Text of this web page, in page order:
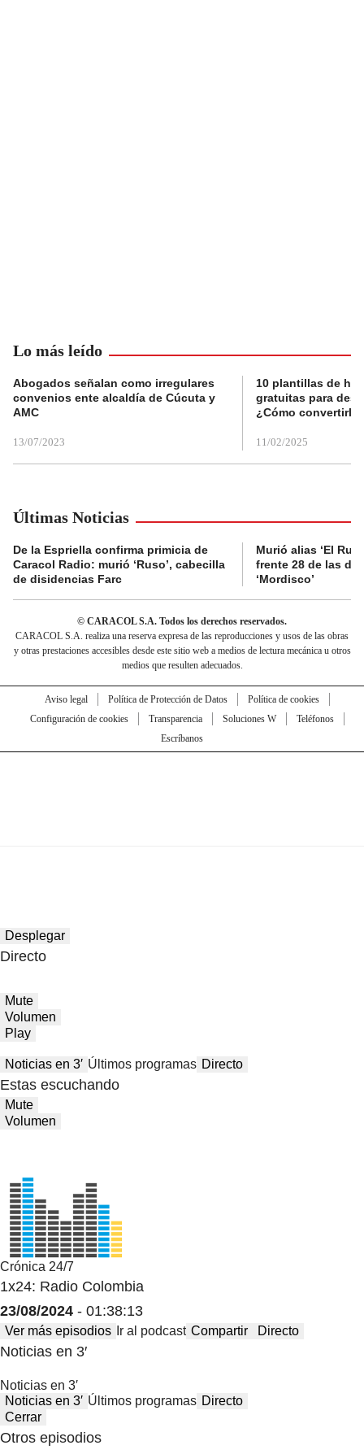
Lo más leído
Abogados señalan como irregulares
convenios ente alcaldía de Cúcuta y
AMC
13/07/2023
10 plantillas de
gratuitas para
¿Cómo convertirla
11/02/2025
Últimas Noticias
De la Espriella confirma primicia de
Caracol Radio: murió ‘Ruso’, cabecilla
de disidencias Farc
Murió alias ‘El
frente 28 de las
‘Mordisco’
© CARACOL S.A. Todos los derechos reservados.
CARACOL S.A. realiza una reserva expresa de las reproducciones y usos de las obras
y otras prestaciones accesibles desde este sitio web a medios de lectura mecánica u otros
medios que resulten adecuados.
Aviso legal Política de Protección de Datos
Política de cookies
Configuración de cookies
Transparencia Soluciones W
Teléfonos
Escríbanos
Desplegar
Directo
Mute
Volumen
Play
Noticias en 3′ Últimos programas Directo
Estas escuchando
Mute
Volumen
Crónica 24/7
1x24: Radio Colombia
23/08/2024 - 01:38:13
Ver más episodios Ir al podcast Compartir Directo
Noticias en 3′
Noticias en 3′
Noticias en 3′ Últimos programas Directo
Cerrar
Otros episodios